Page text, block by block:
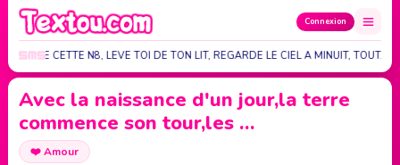
Connexion
CETTE N8, LEVE TOI DE TON LIT, REGARDE LE CIEL A MINUIT, TOUT…
Avec la naissance d'un jour,la terre
commence son tour,les …
❤️Amour